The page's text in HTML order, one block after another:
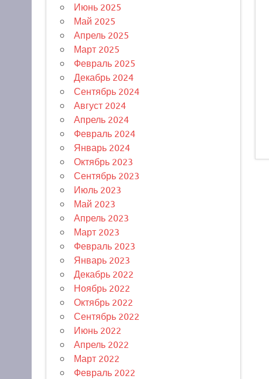
Июнь 2025
Май 2025
Апрель 2025
Март 2025
Февраль 2025
Декабрь 2024
Сентябрь 2024
Август 2024
Апрель 2024
Февраль 2024
Январь 2024
Октябрь 2023
Сентябрь 2023
Июль 2023
Май 2023
Апрель 2023
Март 2023
Февраль 2023
Январь 2023
Декабрь 2022
Ноябрь 2022
Октябрь 2022
Сентябрь 2022
Июнь 2022
Апрель 2022
Март 2022
Февраль 2022